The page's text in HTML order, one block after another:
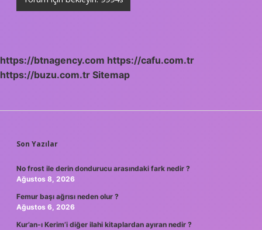
https://btnagency.com https://cafu.com.tr
https://buzu.com.tr Sitemap
SIDEBAR
Son Yazılar
No frost ile derin dondurucu arasındaki fark nedir ?
Ağustos 8, 2026
Femur başı ağrısı neden olur ?
Ağustos 6, 2026
Kur’an-ı Kerim’i diğer ilahi kitaplardan ayıran nedir ?